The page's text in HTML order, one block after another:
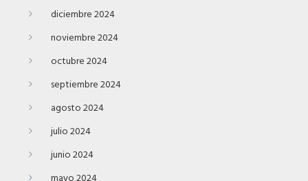
diciembre 2024
noviembre 2024
octubre 2024
septiembre 2024
agosto 2024
julio 2024
junio 2024